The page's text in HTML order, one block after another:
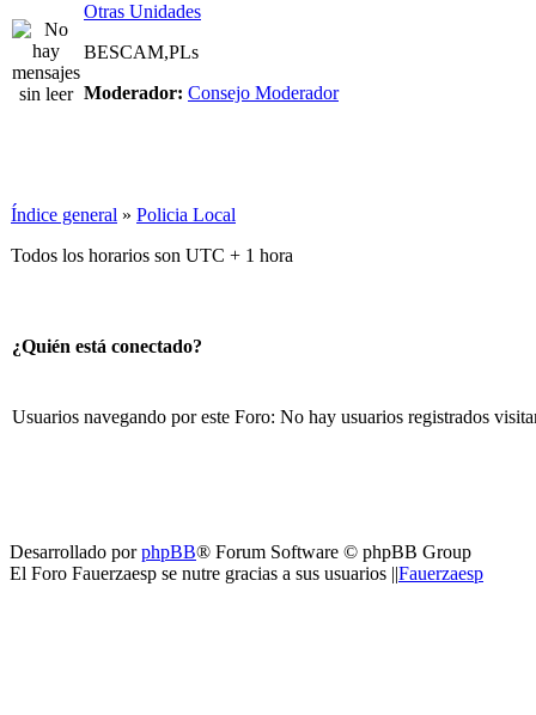
Otras Unidades
BESCAM,PLs
Moderador: Consejo Moderador
Índice general » Policia Local
Todos los horarios son UTC + 1 hora
¿Quién está conectado?
Usuarios navegando por este Foro: No hay usuarios registrados
Desarrollado porphpBB® Forum Software © phpBB Group
El Foro Fauerzaesp se nutre gracias a sus usuarios ||Fauerzaesp